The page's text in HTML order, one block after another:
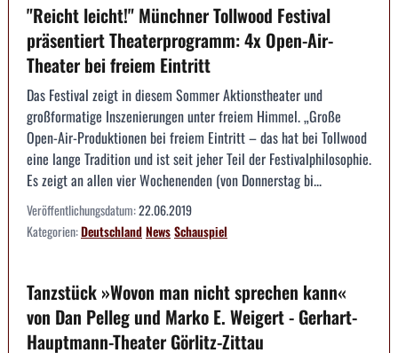
"Reicht leicht!" Münchner Tollwood Festival
präsentiert Theaterprogramm: 4x Open-Air-
Theater bei freiem Eintritt
Das Festival zeigt in diesem Sommer Aktionstheater und
großformatige Inszenierungen unter freiem Himmel. „Große
Open-Air-Produktionen bei freiem Eintritt – das hat bei Tollwood
eine lange Tradition und ist seit jeher Teil der Festivalphilosophie.
Es zeigt an allen vier Wochenenden (von Donnerstag bi...
Veröffentlichungsdatum:22.06.2019
Kategorien:DeutschlandNewsSchauspiel
Tanzstück »Wovon man nicht sprechen kann«
von Dan Pelleg und Marko E. Weigert - Gerhart-
Hauptmann-Theater Görlitz-Zittau